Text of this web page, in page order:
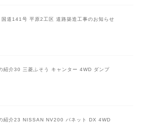
道141号 平原2工区 道路築造工事のお知らせ
紹介30 三菱ふそう キャンター 4WD ダンプ
紹介23 NISSAN NV200 バネット DX 4WD